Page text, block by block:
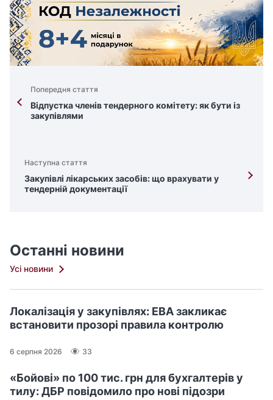
Попередня стаття
Відпустка членів тендерного комітету: як бути із
закупівлями
Наступна стаття
Закупівлі лікарських засобів: що врахувати у
тендерній документації
Останні новини
Усі новини
Локалізація у закупівлях: ЕВА закликає
встановити прозорі правила контролю
6 серпня 2026 33
«Бойові» по 100 тис. грн для бухгалтерів у
тилу: ДБР повідомило про нові підозри